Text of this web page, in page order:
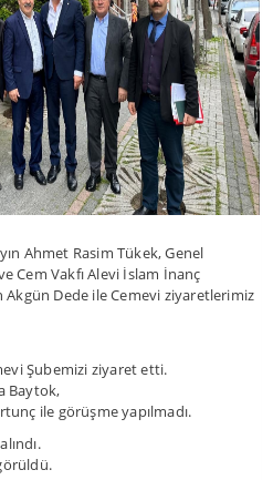
Ahmet Rasim Tükek, Genel
Cem Vakfı Alevi İslam İnanç
Akgün Dede ile Cemevi ziyaretlerimiz
Şubemizi ziyaret etti.
Baytok,
ile görüşme yapılmadı.